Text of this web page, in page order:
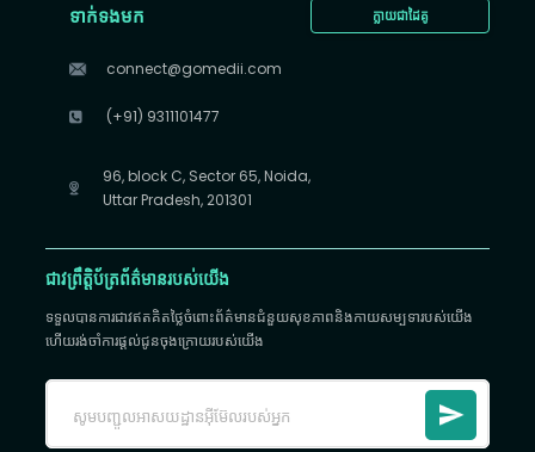
ក្លាយជាដៃគូ
ទាក់ទងមក
connect@gomedii.com
(+91) 9311101477
96, block C, Sector 65, Noida,
Uttar Pradesh, 201301
ជាវព្រឹត្តិប័ត្រព័ត៌មានរបស់យើង
ទទួលបានការជាវឥតគិតថ្លៃចំពោះព័ត៌មានជំនួយសុខភាពនិងកាយសម្បទារបស់យើង
ហើយរង់ចាំការផ្តល់ជូនចុងក្រោយរបស់យើង